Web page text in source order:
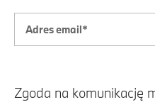
Zgoda na komunikację